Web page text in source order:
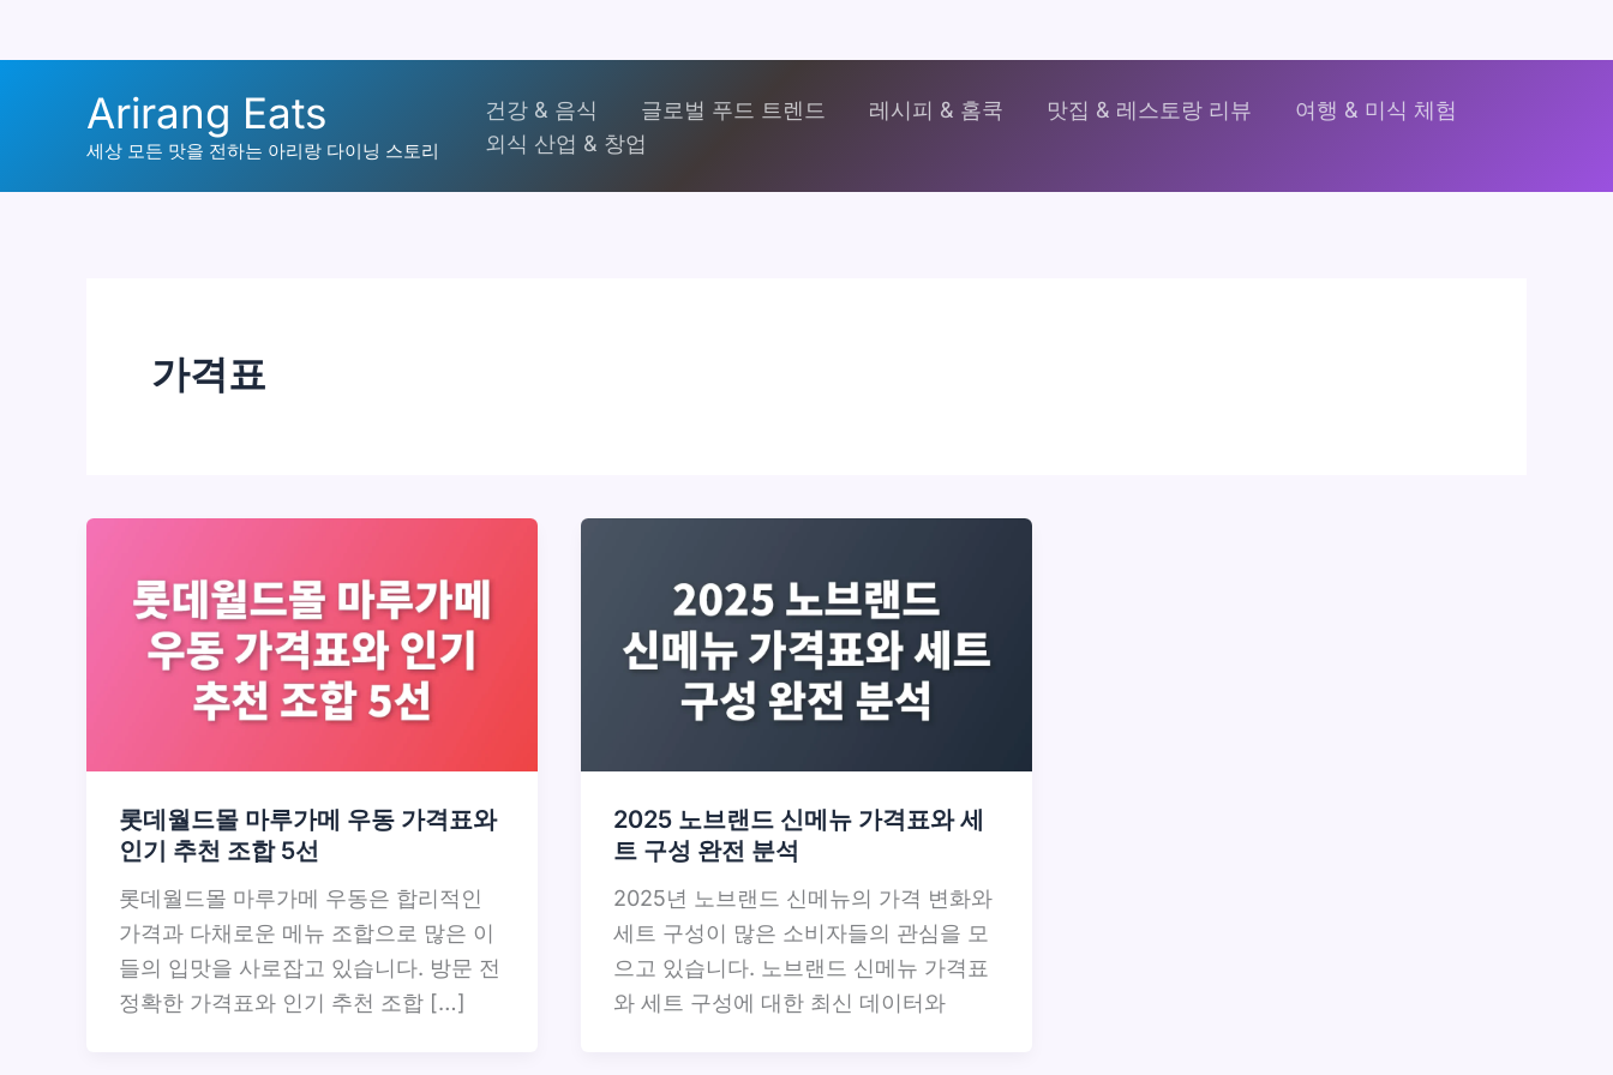
Arirang Eats
세상 모든 맛을 전하는 아리랑 다이닝 스토리
건강 & 음식 글로벌 푸드 트렌드 레시피 & 홈쿡 맛집 & 레스토랑 리뷰
여행 & 미식 체험
외식 산업 & 창업
가격표
롯데월드몰 마루가메 우동 가격표와
인기 추천 조합 5선
롯데월드몰 마루가메 우동은 합리적인
가격과 다채로운 메뉴 조합으로 많은 이
들의 입맛을 사로잡고 있습니다. 방문 전
정확한 가격표와 인기 추천 조합 […]
2025 노브랜드 신메뉴 가격표와 세
트 구성 완전 분석
2025년 노브랜드 신메뉴의 가격 변화와
세트 구성이 많은 소비자들의 관심을 모
으고 있습니다. 노브랜드 신메뉴 가격표
와 세트 구성에 대한 최신 데이터와